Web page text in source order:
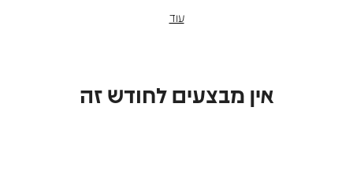
עוד
אין מבצעים לחודש זה